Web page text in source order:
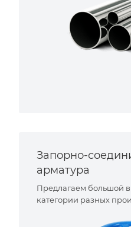
Запорно-
арматура
Предлагаем большой
категории разных